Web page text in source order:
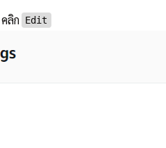
คลิก Edit